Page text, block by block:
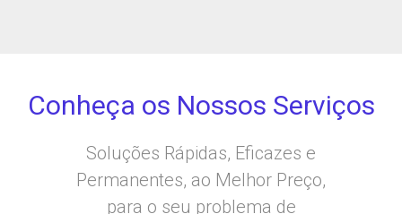
Conheça os Nossos Serviços
Soluções Rápidas, Eficazes e
Permanentes, ao Melhor Preço,
para o seu problema de